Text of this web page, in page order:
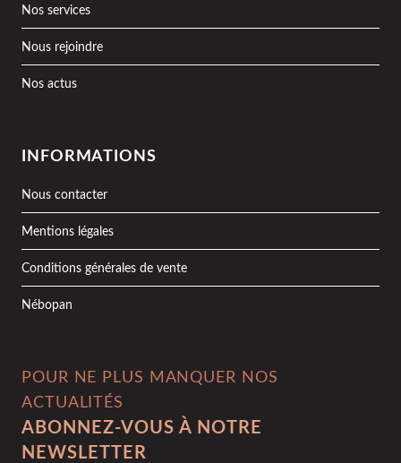
Nos services
Nous rejoindre
Nos actus
INFORMATIONS
Nous contacter
Mentions légales
Conditions générales de vente
Nébopan
POUR NE PLUS MANQUER NOS
ACTUALITÉS
ABONNEZ-VOUS À NOTRE
NEWSLETTER